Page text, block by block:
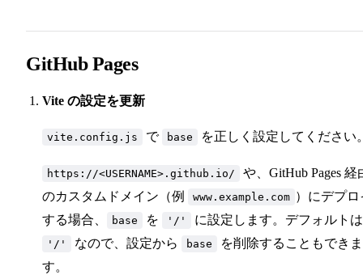
GitHub Pages
Vite の設定を更新
vite.config.js で base を正しく設定してください
https://<USERNAME>.github.io/
や、GitHub Pages 経
のカスタムドメイン（例
www.example.com ）にデプロ
する場合、
base を '/' に設定します。デフォルトは
'/' なので、設定から base
を削除することもできま
す。